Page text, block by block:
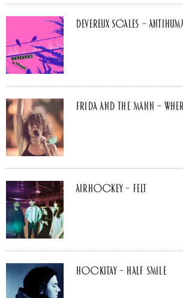
Devereux Scales –
Frida and The Mann –
airhockey – felt
Hockitay – half smile